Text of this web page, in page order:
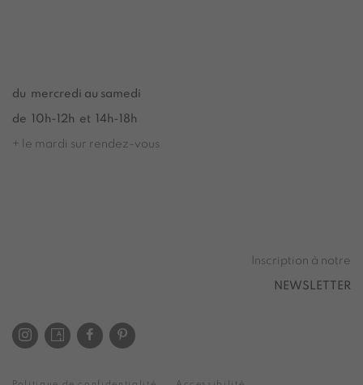
du mercredi au samedi
de 10h-12h et 14h-18h
+ le mardi sur rendez-vous
Inscription à notre
NEWSLETTER